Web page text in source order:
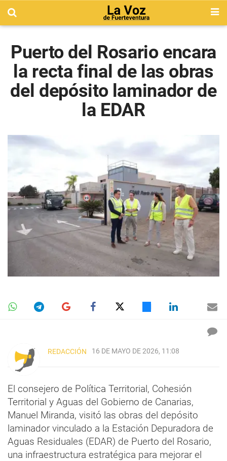
Puerto del Rosario encara
la recta final de las obras
del depósito laminador de
la EDAR
REDACCIÓN 16 DE MAYO DE 2026, 11:08
El consejero de Política Territorial, Cohesión
Territorial y Aguas del Gobierno de Canarias,
Manuel Miranda, visitó las obras del depósito
laminador vinculado a la Estación Depuradora de
Aguas Residuales (EDAR) de Puerto del Rosario,
una infraestructura estratégica para mejorar el